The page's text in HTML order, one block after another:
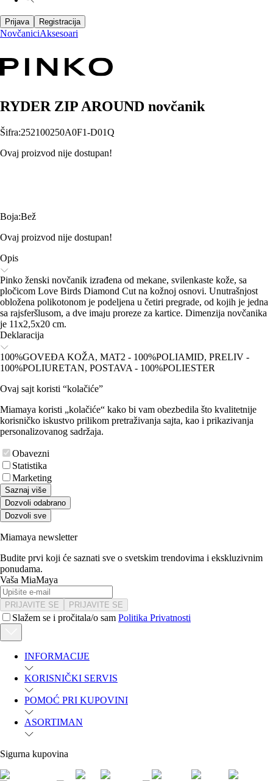
Prijava Registracija
NovčaniciAksesoari
RYDER ZIP AROUND novčanik
Šifra:252100250A0F1-D01Q
Ovaj proizvod nije dostupan!
Boja:Bež
Ovaj proizvod nije dostupan!
Opis
Pinko ženski novčanik izrađena od mekane, svilenkaste kože, sa
pločicom Love Birds Diamond Cut na kožnoj osnovi. Unutrašnjost
obložena polikotonom je podeljena u četiri pregrade, od kojih je jedna
sa rajsferšlusom, a dve imaju proreze za kartice. Dimenzija novčanika
je 11x2,5x20 cm.
Deklaracija
100%GOVEĐA KOŽA, MAT2 - 100%POLIAMID, PRELIV -
100%POLIURETAN, POSTAVA - 100%POLIESTER
Ovaj sajt koristi “kolačiće”
Miamaya koristi „kolačiće“ kako bi vam obezbedila što kvalitetnije
korisničko iskustvo prilikom pretraživanja sajta, kao i prikazivanja
personalizovanog sadržaja.
Obavezni
Statistika
Marketing
Saznaj više
Dozvoli odabrano
Dozvoli sve
Miamaya newsletter
Budite prvi koji će saznati sve o svetskim trendovima i ekskluzivnim
ponudama.
Vaša MiaMaya
PRIJAVITE SE PRIJAVITE SE
Slažem se i pročitala/o sam Politika Privatnosti
INFORMACIJE
KORISNIČKI SERVIS
POMOĆ PRI KUPOVINI
ASORTIMAN
Sigurna kupovina